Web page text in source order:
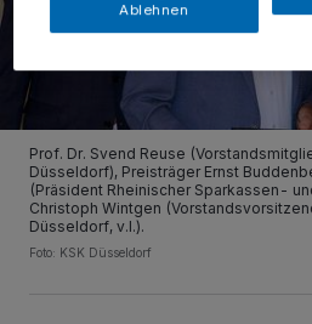
Prof. Dr. Svend Reuse
Düsseldorf), Preisträger Ernst
(Präsident Rheinischer Sparkassen-
Christoph Wintgen
Düsseldorf, v.l.).
Foto: KSK Düsseldorf
Ablehnen